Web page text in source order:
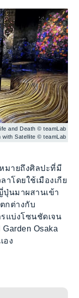
and Death © teamLab
with Satellite © teamLab
มายถึงศิลปะที่มี
โดยใช้เมืองเกีย
ปุ่นมาผสานเข้า
กต่างกับ
แบ่งโซนชัดเจน
Osaka
อง